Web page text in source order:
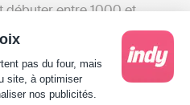
Consentement :
pas du four, mais
site, à optimiser
nos publicités.
débuter entre 1000 et
une petite mission
indépendant et
d'euros si votre
une comptabilité plus